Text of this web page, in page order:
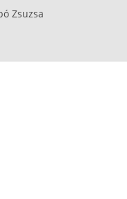
Zsuzsa